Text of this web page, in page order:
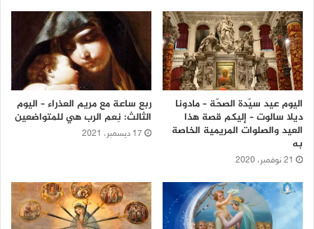
اليوم عيد سيّدة الصحّة – مادونا
ديلا سالوت – إليكم قصة هذا
العيد والصلوات المريمية الخاصة
به
21 نوفمبر، 2020
ربع ساعة مع مريم العذراء – اليوم
الثالث: نِعم الرب هي للمتواضعين
17 ديسمبر، 2021